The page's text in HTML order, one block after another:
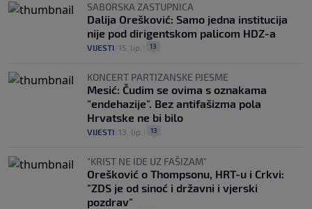
SABORSKA ZASTUPNICA
Dalija Orešković: Samo jedna institucija
nije pod dirigentskom palicom HDZ-a
VIJESTI 15. lip. 13
KONCERT PARTIZANSKE PJESME
Mesić: Čudim se ovima s oznakama
"endehazije". Bez antifašizma pola
Hrvatske ne bi bilo
VIJESTI 13. lip. 13
"KRIST NE IDE UZ FAŠIZAM"
Orešković o Thompsonu, HRT-u i Crkvi:
"ZDS je od sinoć i državni i vjerski
pozdrav"